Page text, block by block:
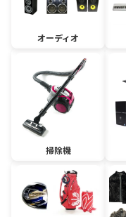
オーディオ
掃除機